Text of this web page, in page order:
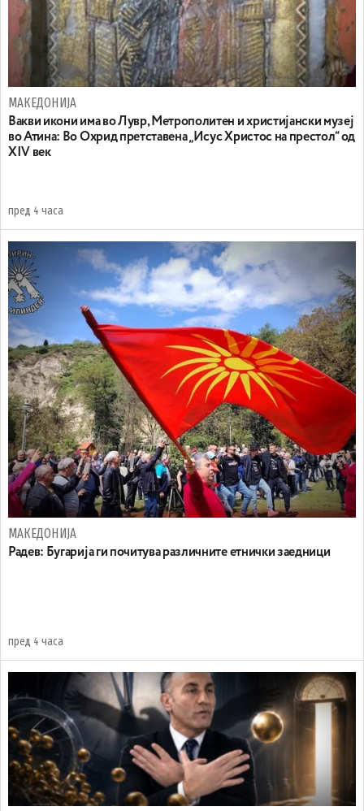
МАКЕДОНИЈА
Вакви икони има во Лувр, Метрополитен и христијански музеј
во Атина: Во Охрид претставена „Исус Христос на престол“ од
XIV век
пред 4 часа
МАКЕДОНИЈА
Радев: Бугарија ги почитува различните етнички заедници
пред 4 часа